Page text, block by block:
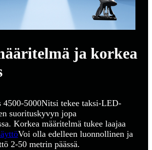
ja korkea
4500-5000Nitsi tekee taksi-LED-
suorituskyvyn jopa
Korkea määritelmä tukee laajaa
Voi olla edelleen luonnollinen ja
2-50 metrin päässä.